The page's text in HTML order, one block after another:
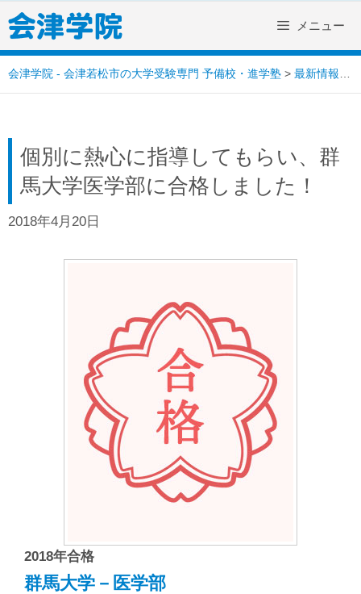
Skip
to
content
メニュー
会津学院 - 会津若松市の大学受験専門 予備校・進学塾 > 最新情報 >
個別に熱心に指導してもらい、群
馬大学医学部に合格しました！
2018年4月20日
2018年合格
群馬大学－医学部